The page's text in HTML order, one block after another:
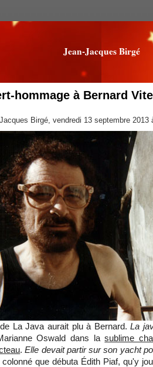
Jean-Jacques Birgé
hommage à Bernard
Birgé, vendredi 13 septembre 2013
La Java aurait plu à Bernard.La
Oswald dans lasublime
.Elle devait partir sur son yacht
que débuta Édith Piaf, qu'y